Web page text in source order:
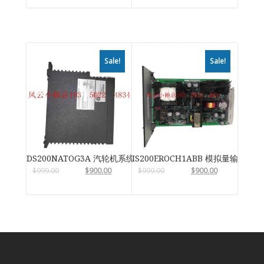
Sale!
DS200NATOG3A 汽轮机系统卡件
$999.00 $900.00
Sale!
IS200EROCH1ABB 模拟量输入输
$999.00 $900.00